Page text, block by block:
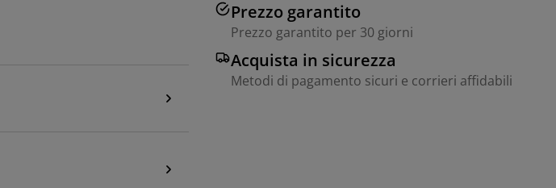
Prezzo garantito
Prezzo garantito per 30 giorni
Acquista in sicurezza
Metodi di pagamento sicuri e corrieri affidabili